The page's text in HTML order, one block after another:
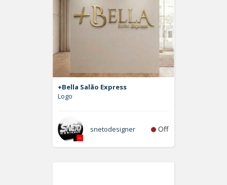
+Bella Salão Express
Logo
snetodesigner Off